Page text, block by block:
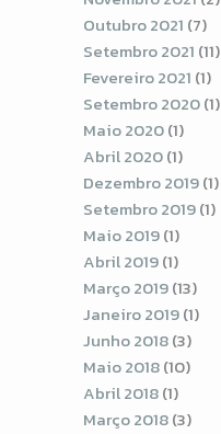
Outubro 2021 (7)
Setembro 2021 (11)
Fevereiro 2021 (1)
Setembro 2020(1)
Maio 2020(1)
Abril 2020(1)
Dezembro 2019(1)
Setembro 2019(1)
Maio 2019(1)
Abril 2019(1)
Março 2019(13)
Janeiro 2019(1)
Junho 2018(3)
Maio 2018(10)
Abril 2018(1)
Março 2018(3)